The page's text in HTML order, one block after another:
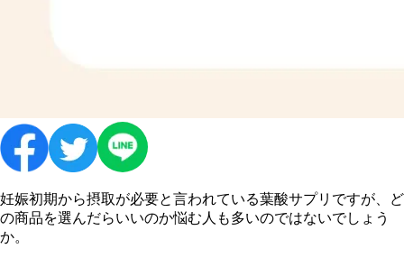
妊娠初期から摂取が必要と言われている葉酸サプリですが、ど
の商品を選んだらいいのか悩む人も多いのではないでしょう
か。